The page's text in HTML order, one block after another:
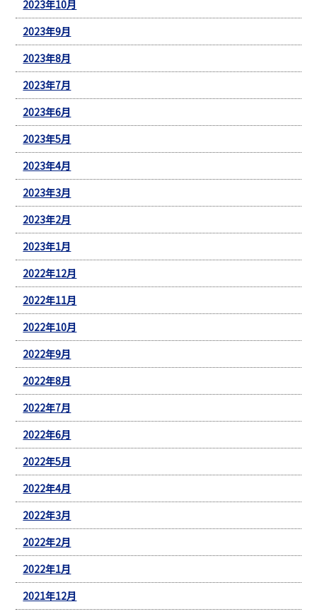
2023年10月
2023年9月
2023年8月
2023年7月
2023年6月
2023年5月
2023年4月
2023年3月
2023年2月
2023年1月
2022年12月
2022年11月
2022年10月
2022年9月
2022年8月
2022年7月
2022年6月
2022年5月
2022年4月
2022年3月
2022年2月
2022年1月
2021年12月